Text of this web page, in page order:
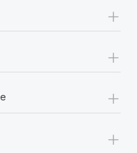
+
+
+
+